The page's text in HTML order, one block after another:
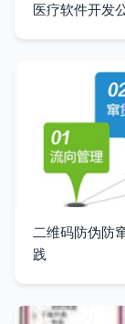
医疗软件开发
二维码防伪防
践